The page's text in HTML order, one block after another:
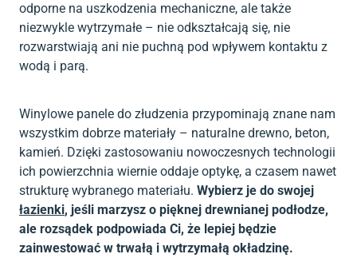
odporne na uszkodzenia mechaniczne, ale także
niezwykle wytrzymałe – nie odkształcają się, nie
rozwarstwiają ani nie puchną pod wpływem kontaktu z
wodą i parą.
Winylowe panele do złudzenia przypominają znane nam
wszystkim dobrze materiały – naturalne drewno, beton,
kamień. Dzięki zastosowaniu nowoczesnych technologii
ich powierzchnia wiernie oddaje optykę, a czasem nawet
strukturę wybranego materiału. Wybierz je do swojej
łazienki, jeśli marzysz o pięknej drewnianej podłodze,
ale rozsądek podpowiada Ci, że lepiej będzie
zainwestować w trwałą i wytrzymałą okładzinę.